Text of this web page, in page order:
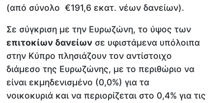
(από σύνολο €191,6 εκατ. νέων δανείων).
Σε σύγκριση με την Ευρωζώνη, το ύψος των
επιτοκίων δανείων σε υφιστάμενα υπόλοιπα
στην Κύπρο πλησιάζουν τον αντίστοιχο
διάμεσο της Ευρωζώνης, με το περιθώριο να
είναι εκμηδενισμένο (0,0%) για τα
νοικοκυριά και να περιορίζεται στο 0,4% για τις